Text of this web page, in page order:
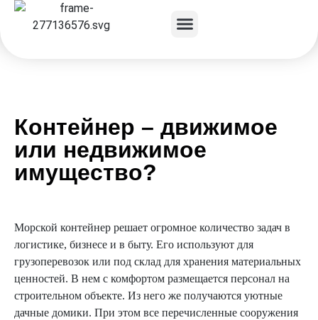
Контейнер – движимое
или недвижимое
имущество?
Морской контейнер решает огромное количество задач в
логистике, бизнесе и в быту. Его используют для
грузоперевозок или под склад для хранения материальных
ценностей. В нем с комфортом размещается персонал на
строительном объекте. Из него же получаются уютные
дачные домики. При этом все перечисленные сооружения